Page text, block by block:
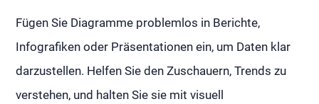
Fügen Sie Diagramme problemlos in Berichte,
Infografiken oder Präsentationen ein, um Daten klar
darzustellen. Helfen Sie den Zuschauern, Trends zu
verstehen, und halten Sie sie mit visuell